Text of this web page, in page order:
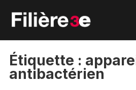
Étiquette :
antibactérien